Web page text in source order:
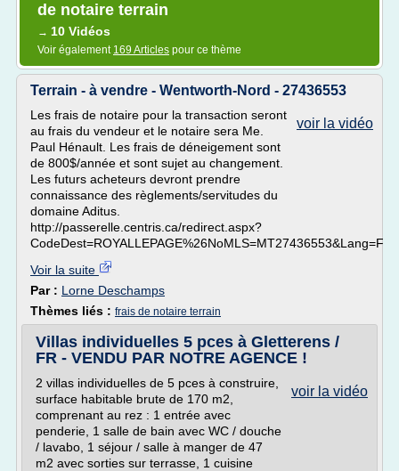
de notaire terrain
→ 10 Vidéos
Voir également 169 Articles pour ce thème
Terrain - à vendre - Wentworth-Nord - 27436553
voir la vidéo
Les frais de notaire pour la transaction seront
au frais du vendeur et le notaire sera Me.
Paul Hénault. Les frais de déneigement sont
de 800$/année et sont sujet au changement.
Les futurs acheteurs devront prendre
connaissance des règlements/servitudes du
domaine Aditus.
http://passerelle.centris.ca/redirect.aspx?
CodeDest=ROYALLEPAGE%26NoMLS=MT27436553&Lang=F
Voir la suite
Par : Lorne Deschamps
Thèmes liés : frais de notaire terrain
Villas individuelles 5 pces à Gletterens /
FR - VENDU PAR NOTRE AGENCE !
voir la vidéo
2 villas individuelles de 5 pces à construire,
surface habitable brute de 170 m2,
comprenant au rez : 1 entrée avec
penderie, 1 salle de bain avec WC / douche
/ lavabo, 1 séjour / salle à manger de 47
m2 avec sorties sur terrasse, 1 cuisine